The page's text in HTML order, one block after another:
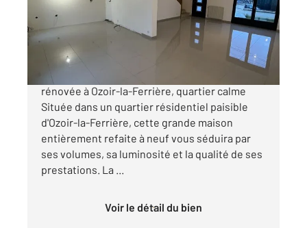
Maison à vendre
480 000 €
À découvrir sans tarder Maison entièrement
rénovée à Ozoir-la-Ferrière, quartier calme
Située dans un quartier résidentiel paisible
d'Ozoir-la-Ferrière, cette grande maison
entièrement refaite à neuf vous séduira par
ses volumes, sa luminosité et la qualité de ses
prestations. La ...
Voir le détail du bien